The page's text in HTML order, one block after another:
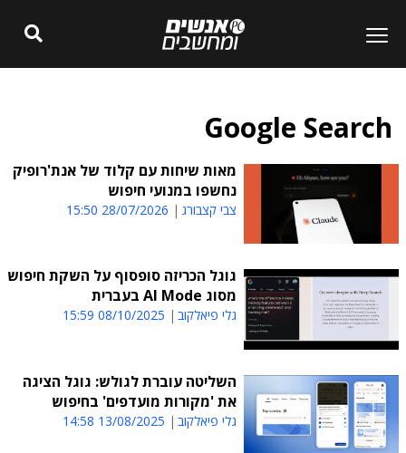
Google Search
מאות שיחות עם קלוד של אנת'רופיק
נחשפו במנועי חיפוש
צבי קצבורג 28/07/2026 15:50
גוגל הכריזה סופסוף על השקת חיפוש
מסוג AI Mode בעברית
גלי פיאלקוב 08/10/2025 15:59
השליטה עוברת לגולש: גוגל הציגה
את 'מקורות מועדפים' בחיפוש
גלי פיאלקוב 13/08/2025 14:58